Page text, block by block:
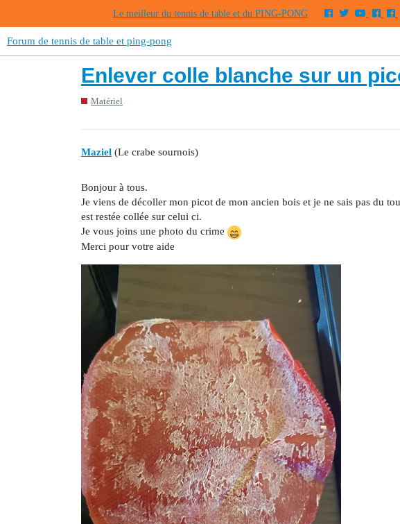
Le meilleur du tennis de table et du PING-PONG
Forum de tennis de table et ping-pong
Enlever colle blanche sur un
Matériel
Maziel (Le crabe sournois)
Bonjour à tous.
Je viens de décoller mon picot de mon ancien bois et je ne sais pas du
est restée collée sur celui ci.
Je vous joins une photo du crime
Merci pour votre aide